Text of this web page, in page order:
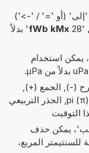
'إلى' (أو '=' / '->')
fWb kMx' بدلاً
بدلاً من الحرف اليوناني 'µ' (= micro)، يمكن استخدام
(-), الجمع (+),
والقسمة (/, :, ÷), و أس (^), الأقواس, pi (π), الجذر التربيعي
يمكن حذف
'^2' و'^3'. بالنسبة للسنتيمتر المربع،